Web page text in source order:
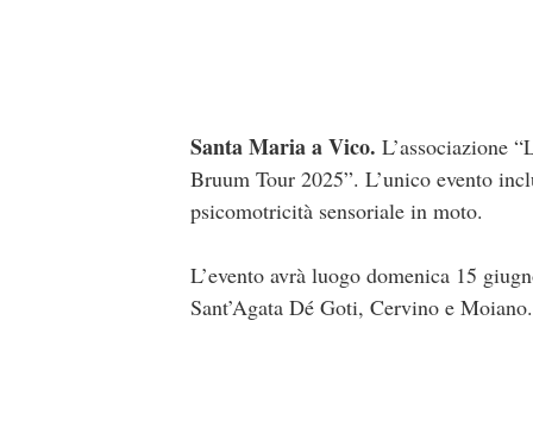
Santa Maria a Vico. L’associazione
Bruum Tour 2025”. L’unico evento
psicomotricità sensoriale in moto.
L’evento avrà luogo domenica 15
Sant’Agata Dé Goti, Cervino e Moiano.